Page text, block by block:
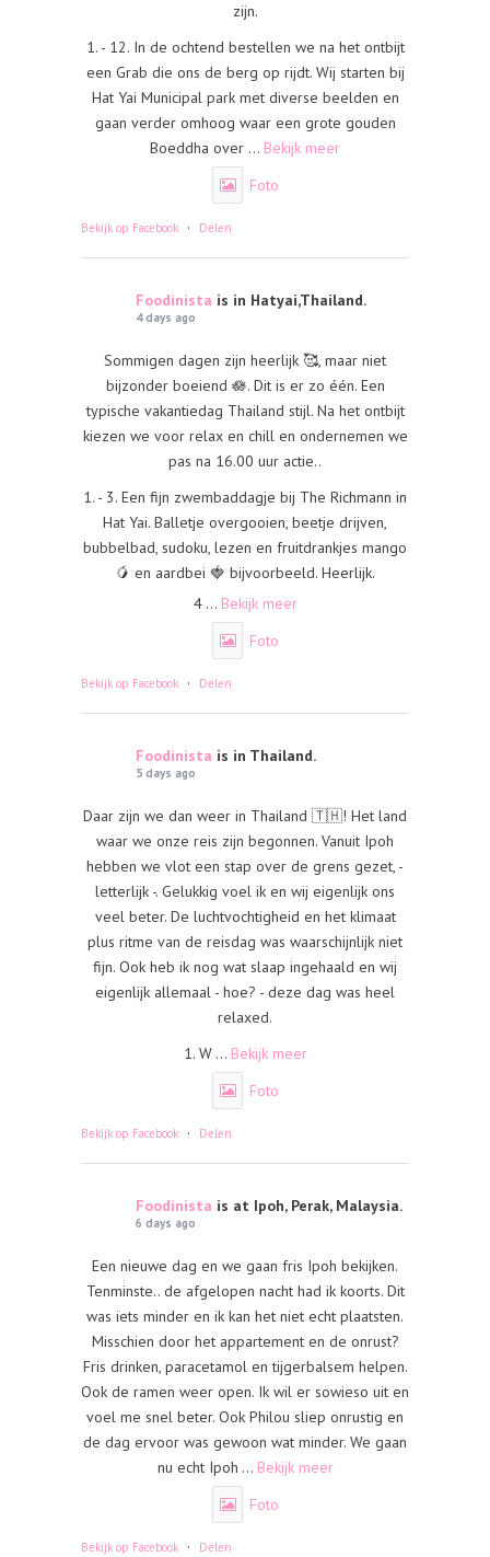
zijn.
1. - 12. In de ochtend bestellen we na het ontbijt
een Grab die ons de berg op rijdt. Wij starten bij
Hat Yai Municipal park met diverse beelden en
gaan verder omhoog waar een grote gouden
Boeddha over ... Bekijk meer
Foto
Bekijk op Facebook · Delen
Foodinista is in Hatyai,Thailand.
4 days ago
Sommigen dagen zijn heerlijk 🥰, maar niet
bijzonder boeiend 🪷. Dit is er zo één. Een
typische vakantiedag Thailand stijl. Na het ontbijt
kiezen we voor relax en chill en ondernemen we
pas na 16.00 uur actie..
1. - 3. Een fijn zwembaddagje bij The Richmann in
Hat Yai. Balletje overgooien, beetje drijven,
bubbelbad, sudoku, lezen en fruitdrankjes mango
🥭 en aardbei 🍓 bijvoorbeeld. Heerlijk.
4 ... Bekijk meer
Foto
Bekijk op Facebook · Delen
Foodinista is in Thailand.
5 days ago
Daar zijn we dan weer in Thailand 🇹🇭! Het land
waar we onze reis zijn begonnen. Vanuit Ipoh
hebben we vlot een stap over de grens gezet, -
letterlijk -. Gelukkig voel ik en wij eigenlijk ons
veel beter. De luchtvochtigheid en het klimaat
plus ritme van de reisdag was waarschijnlijk niet
fijn. Ook heb ik nog wat slaap ingehaald en wij
eigenlijk allemaal - hoe? - deze dag was heel
relaxed.
1. W ... Bekijk meer
Foto
Bekijk op Facebook · Delen
Foodinista is at Ipoh, Perak, Malaysia.
6 days ago
Een nieuwe dag en we gaan fris Ipoh bekijken.
Tenminste.. de afgelopen nacht had ik koorts. Dit
was iets minder en ik kan het niet echt plaatsten.
Misschien door het appartement en de onrust?
Fris drinken, paracetamol en tijgerbalsem helpen.
Ook de ramen weer open. Ik wil er sowieso uit en
voel me snel beter. Ook Philou sliep onrustig en
de dag ervoor was gewoon wat minder. We gaan
nu echt Ipoh ... Bekijk meer
Foto
Bekijk op Facebook · Delen